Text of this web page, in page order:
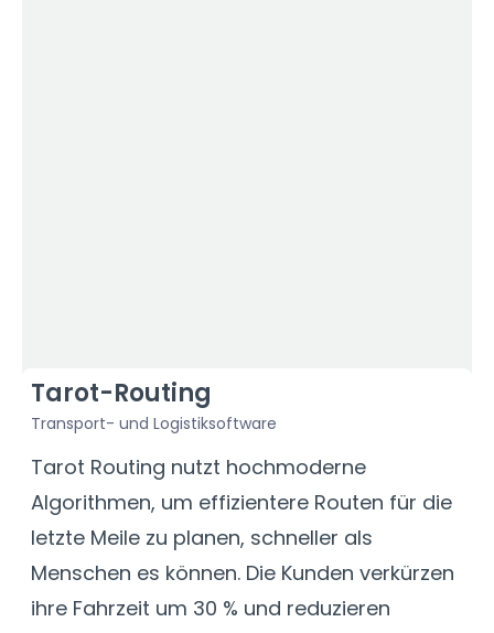
Tarot-Routing
Transport- und Logistiksoftware
Tarot Routing nutzt hochmoderne
Algorithmen, um effizientere Routen für die
letzte Meile zu planen, schneller als
Menschen es können. Die Kunden verkürzen
ihre Fahrzeit um 30 % und reduzieren